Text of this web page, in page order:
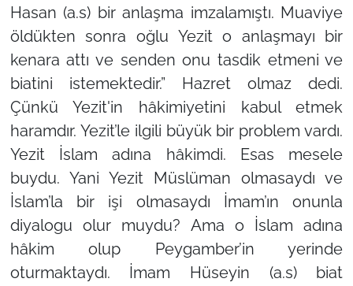
Hasan (a.s) bir anlaşma imzalamıştı. Muaviye
öldükten sonra oğlu Yezit o anlaşmayı bir
kenara attı ve senden onu tasdik etmeni ve
biatini istemektedir.” Hazret olmaz dedi.
Çünkü Yezit'in hâkimiyetini kabul etmek
haramdır. Yezit’le ilgili büyük bir problem vardı.
Yezit İslam adına hâkimdi. Esas mesele
buydu. Yani Yezit Müslüman olmasaydı ve
İslam’la bir işi olmasaydı İmam’ın onunla
diyalogu olur muydu? Ama o İslam adına
hâkim olup Peygamber’in yerinde
oturmaktaydı. İmam Hüseyin (a.s) biat